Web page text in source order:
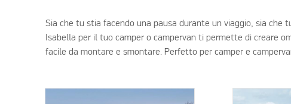
Sia che tu stia facendo una pausa durante un viaggio, sia che
Isabella per il tuo camper o campervan ti permette di creare
facile da montare e smontare. Perfetto per camper e